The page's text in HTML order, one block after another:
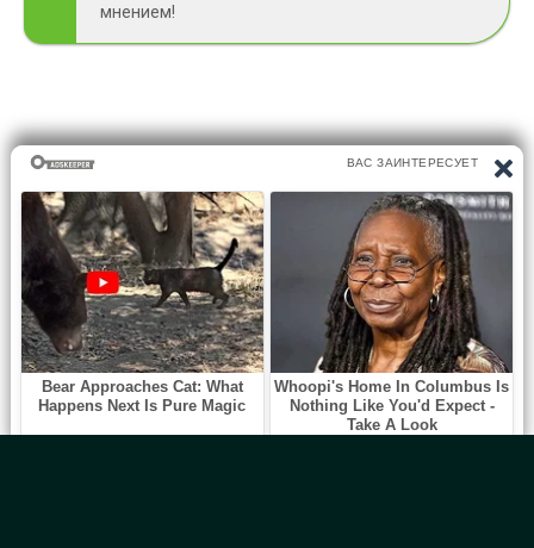
мнением!